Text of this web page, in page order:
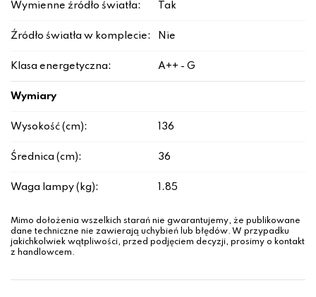
Wymienne źródło światła: Tak
Źródło światła w komplecie: Nie
Klasa energetyczna: A++ - G
Wymiary
Wysokość (cm): 136
Średnica (cm): 36
Waga lampy (kg): 1.85
Mimo dołożenia wszelkich starań nie gwarantujemy, że publikowane
dane techniczne nie zawierają uchybień lub błędów. W przypadku
jakichkolwiek wątpliwości, przed podjęciem decyzji, prosimy o kontakt
z handlowcem.